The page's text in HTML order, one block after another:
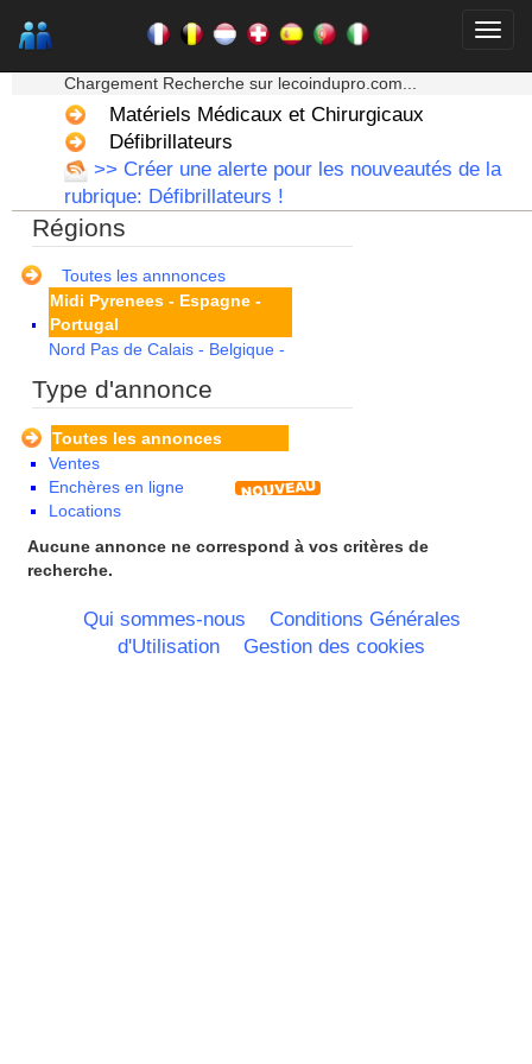
Chargement Recherche sur lecoindupro.com...
Matériels Médicaux et Chirurgicaux
Défibrillateurs
>> Créer une alerte pour les nouveautés de la
rubrique: Défibrillateurs !
Régions
Toutes les annnonces
Franche Comte - Suisse
Guyane
Haute Normandie
Ile de France
La Réunion
Languedoc Roussillon
Limousin
Lorraine
Martinique
Mayotte
Midi Pyrenees - Espagne -
Portugal
Nord Pas de Calais - Belgique -
Pays de la Loire
Picardie
Poitou Charentes
Principauté de Monaco
Provence Alpes Cote d'Azur -
Italie
Rhone Alpes
Type d'annonce
Toutes les annonces
Ventes
Enchères en ligne
Locations
Aucune annonce ne correspond à vos critères de
recherche.
Qui sommes-nous
Conditions Générales
d'Utilisation
Gestion des cookies